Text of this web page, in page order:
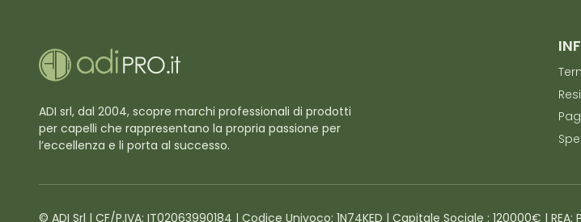
ADI srl, dal 2004, scopre marchi professionali di prodotti
per capelli che rappresentano la propria passione per
l’eccellenza e li porta al successo.
Resi
© ADI Srl | CF/P.IVA: IT02063990184 | Codice Univoco: 1N74KED | Capitale Sociale : 120000€ | REA: